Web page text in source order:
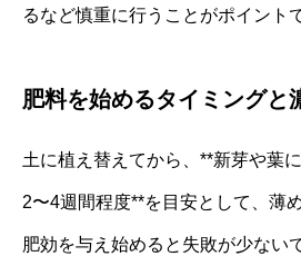
るなど慎重に行うことがポイント
肥料を始めるタイミングと
土に植え替えてから、**新芽や葉
2〜4週間程度**を目安として、薄
肥効を与え始めると失敗が少ない